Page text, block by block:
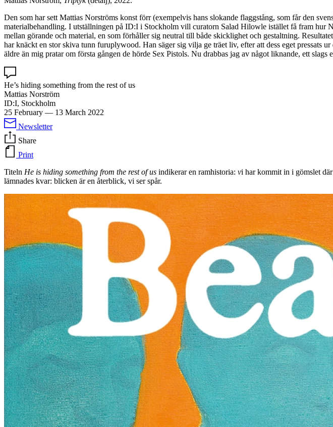
Den som har sett Mattias Norströms konst förr (exempelvis hans slokande flaggstång, som får den
materialbehandling. I utställningen på ID:I i Stockholm vill curatorn Salad Hilowle istället få fram hur
mellan görande och material, en som förhåller sig neutral till både skicklighet och gestaltning.
har knäckt en stor skiva tunn furuplywood. Han säger sig vilja ge träet liv, efter att dess eget
äldre än mig pratar om första gången de hörde Sex Pistols. Nu drabbas jag av något liknande, ett slags
He’s hiding something from the rest of us
Mattias Norström
ID:I, Stockholm
25 February — 13 March 2022
Newsletter
Share
Print
Titeln He is hiding something from the rest of us indikerar en ramhistoria: vi har kommit in i gömslet
lämnades kvar: blicken är en återblick, vi ser spår.